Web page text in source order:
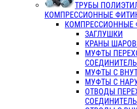
ТРУБЫ
КОМПРЕССИОННЫЕ
КОМПРЕССИОННЫЕ
ЗАГЛУШКИ
КРАНЫ
МУФТЫ
МУФТЫ С
МУФТЫ С
ОТВОДЫ